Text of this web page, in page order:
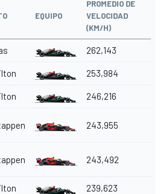
EQUIPO
PROMEDIO DE
VELOCIDAD
(KM/H)
262,143
253,984
246,216
243,955
243,492
239,623